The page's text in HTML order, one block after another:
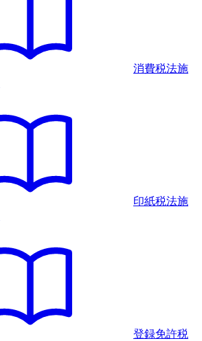
消費税法施
印紙税法施
登録免許税